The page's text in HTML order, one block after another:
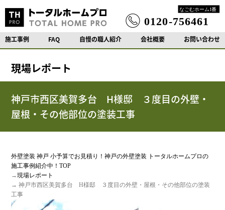
施工事例 FAQ 自慢の職人紹介 会社概要 お問い合わせ
現場レポート
神戸市西区美賀多台 H様邸 ３度目の外壁・
屋根・その他部位の塗装工事
外壁塗装 神戸 小予算でお見積り！神戸の外壁塗装 トータルホームプロの
施工事例紹介中！TOP
→現場レポート
→ 神戸市西区美賀多台 H様邸 ３度目の外壁・屋根・その他部位の塗装
工事